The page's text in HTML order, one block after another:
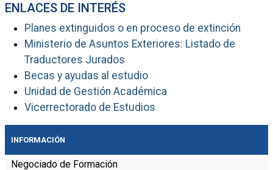
ENLACES DE INTERÉS
Planes extinguidos o en proceso de extinción
Ministerio de Asuntos Exteriores: Listado de
Traductores Jurados
Becas y ayudas al estudio
Unidad de Gestión Académica
Vicerrectorado de Estudios
INFORMACIÓN
Negociado de Formación